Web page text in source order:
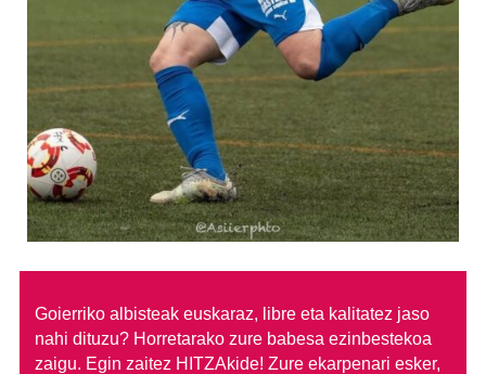
Goierriko albisteak euskaraz, libre eta kalitatez jaso
nahi dituzu? Horretarako zure babesa ezinbestekoa
zaigu. Egin zaitez HITZAkide! Zure ekarpenari esker,